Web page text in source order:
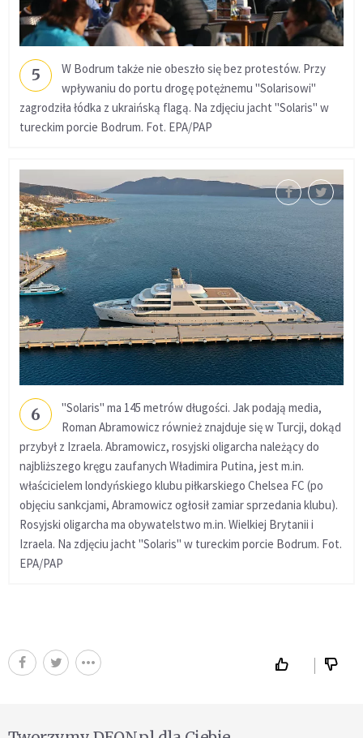
5
W Bodrum także nie obeszło się bez protestów. Przy
wpływaniu do portu drogę potężnemu "Solarisowi"
zagrodziła łódka z ukraińską flagą. Na zdjęciu jacht "Solaris" w
tureckim porcie Bodrum. Fot. EPA/PAP
6
"Solaris" ma 145 metrów długości. Jak podają media,
Roman Abramowicz również znajduje się w Turcji, dokąd
przybył z Izraela. Abramowicz, rosyjski oligarcha należący do
najbliższego kręgu zaufanych Władimira Putina, jest m.in.
właścicielem londyńskiego klubu piłkarskiego Chelsea FC (po
objęciu sankcjami, Abramowicz ogłosił zamiar sprzedania klubu).
Rosyjski oligarcha ma obywatelstwo m.in. Wielkiej Brytanii i
Izraela. Na zdjęciu jacht "Solaris" w tureckim porcie Bodrum. Fot.
EPA/PAP